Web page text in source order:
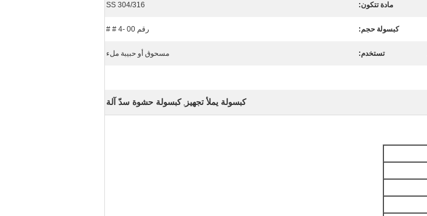
مادة تتكون: SS 304/316
كبسولة حجم: رقم 00 -4 # #
تستخدم: مسحوق أو حبيبة ملء
كبسولة يملأ تجهيز , كبسولة حشوة سدّ آلة